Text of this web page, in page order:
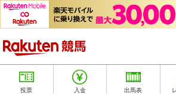
投票 入金 出馬表